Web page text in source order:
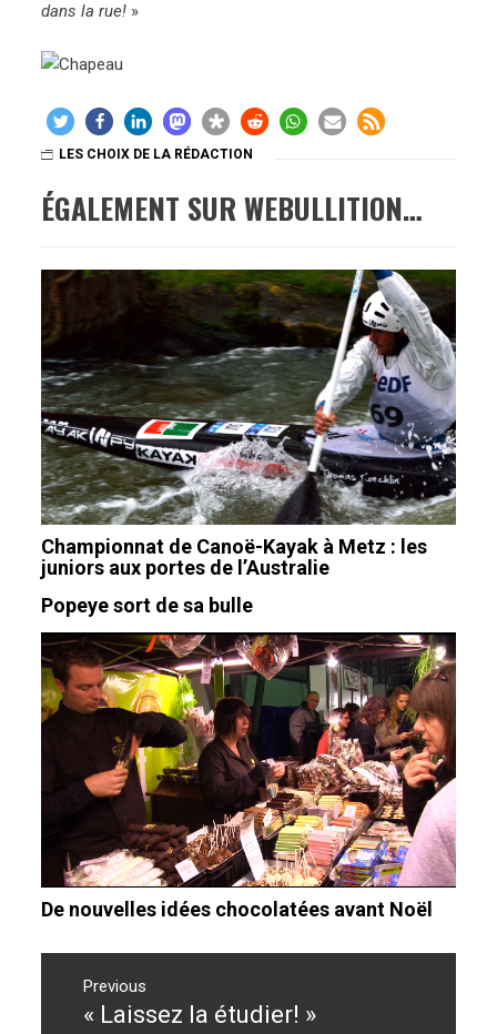
dans la rue! »
LES CHOIX DE LA RÉDACTION
ÉGALEMENT SUR WEBULLITION…
Championnat de Canoë-Kayak à Metz : les
juniors aux portes de l’Australie
Popeye sort de sa bulle
De nouvelles idées chocolatées avant Noël
Navigation
Previous
Previous
« Laissez la étudier! »